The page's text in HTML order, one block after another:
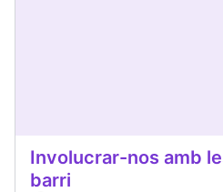
Involucrar-nos amb
barri